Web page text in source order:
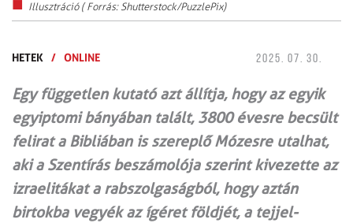
Illusztráció ( Forrás: Shutterstock/PuzzlePix)
HETEK / ONLINE 2025. 07. 30.
Egy független kutató azt állítja, hogy az egyik
egyiptomi bányában talált, 3800 évesre becsült
felirat a Bibliában is szereplő Mózesre utalhat,
aki a Szentírás beszámolója szerint kivezette az
izraelitákat a rabszolgaságból, hogy aztán
birtokba vegyék az ígéret földjét, a tejjel-